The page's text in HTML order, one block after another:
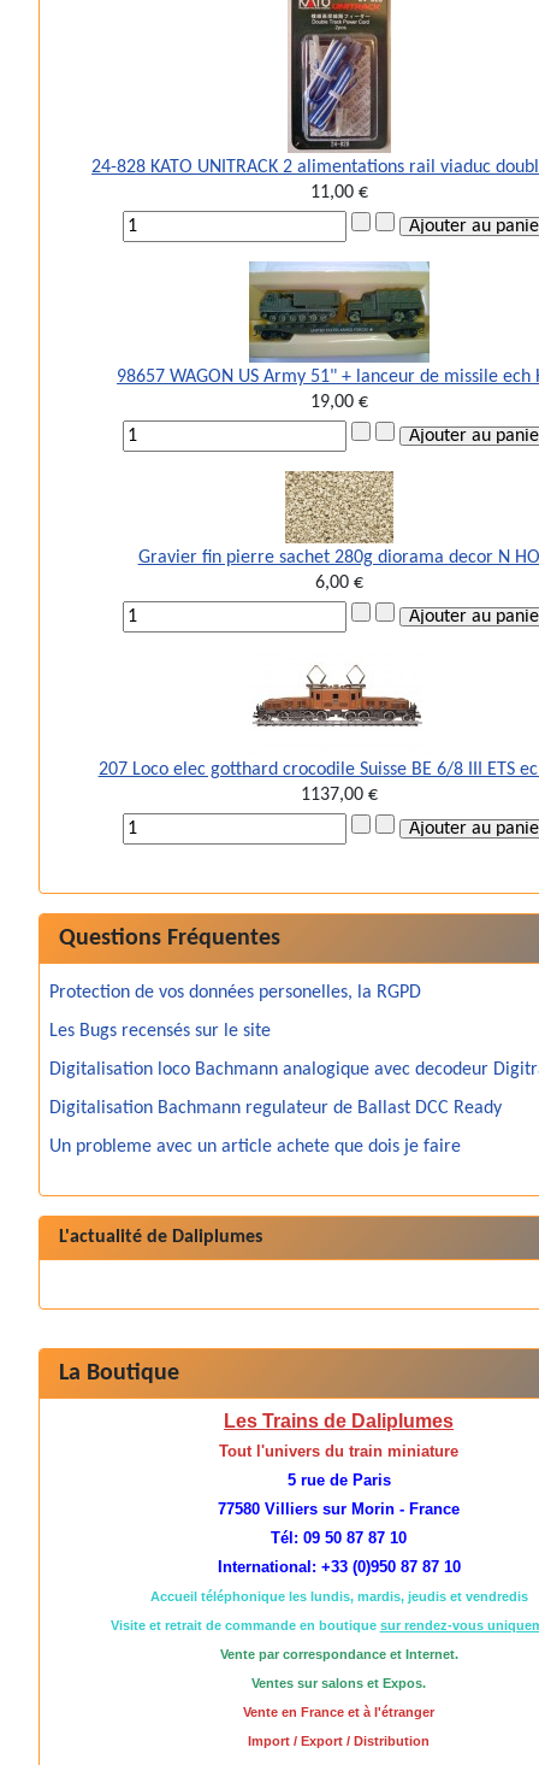
La Boutique
Les Trains de Daliplumes
Tout l'univers du train miniature
5 rue de Paris
77580 Villiers sur Morin - France
Tél: 09 50 87 87 10
International: +33 (0)950 87 87 10
Accueil téléphonique les lundis, mardis, jeudis et vendredis
Visite et retrait de commande en boutique sur rendez-vous
Vente par correspondance et Internet.
Ventes sur salons et Expos.
Vente en France et à l'étranger
Import / Export / Distribution
24-828 KATO UNITRACK 2 alimentations rail viaduc
11,00 €
98657 WAGON US Army 51" + lanceur de missile ech
19,00 €
Gravier fin pierre sachet 280g diorama decor N HO
6,00 €
207 Loco elec gotthard crocodile Suisse BE 6/8 III ETS
1137,00 €
Questions Fréquentes
Protection de vos données personelles, la RGPD
Les Bugs recensés sur le site
Digitalisation loco Bachmann analogique avec decodeur
Digitalisation Bachmann regulateur de Ballast DCC Ready
Un probleme avec un article achete que dois je faire
L'actualité de Daliplumes